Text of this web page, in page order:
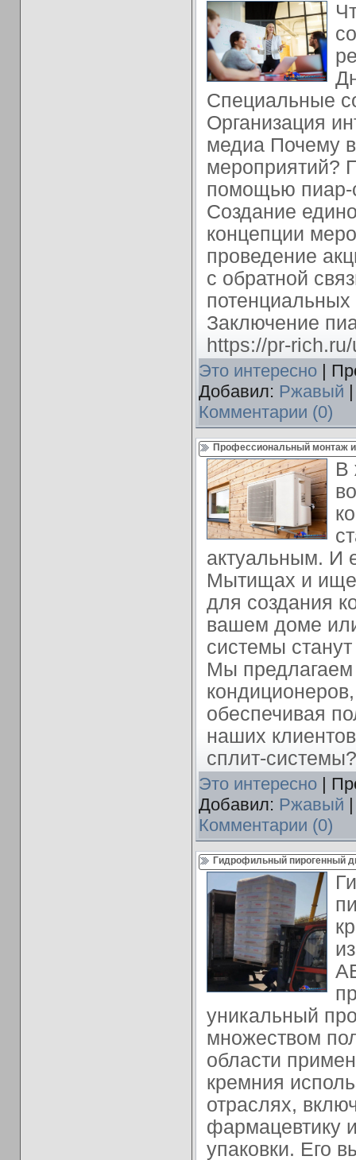
Специальные
Организация
медиа Почему
мероприятий?
помощью пиар-
Создание
концепции
проведение
с обратной
потенциальных
Заключение
https://pr-
Это интересно|
Добавил: Ржавый
Комментарии (0)
Профессиональный монтаж
В
актуальным. И
Мытищах и
для создания
вашем доме
системы
Мы предлагаем
обеспечивая
наших
сплит-системы?
Это интересно|
Добавил: Ржавый
Комментарии (0)
Гидрофильный пирогенный
уникальный
множеством
области
кремния
отраслях,
фармацевтику
упаковки. Его